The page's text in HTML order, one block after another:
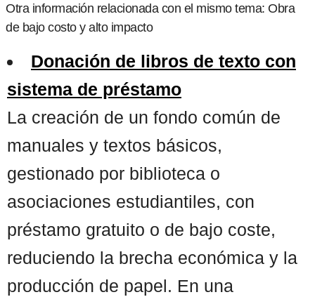
Otra información relacionada con el mismo tema: Obra
de bajo costo y alto impacto
Donación de libros de texto con
sistema de préstamo
La creación de un fondo común de
manuales y textos básicos,
gestionado por biblioteca o
asociaciones estudiantiles, con
préstamo gratuito o de bajo coste,
reduciendo la brecha económica y la
producción de papel. En una